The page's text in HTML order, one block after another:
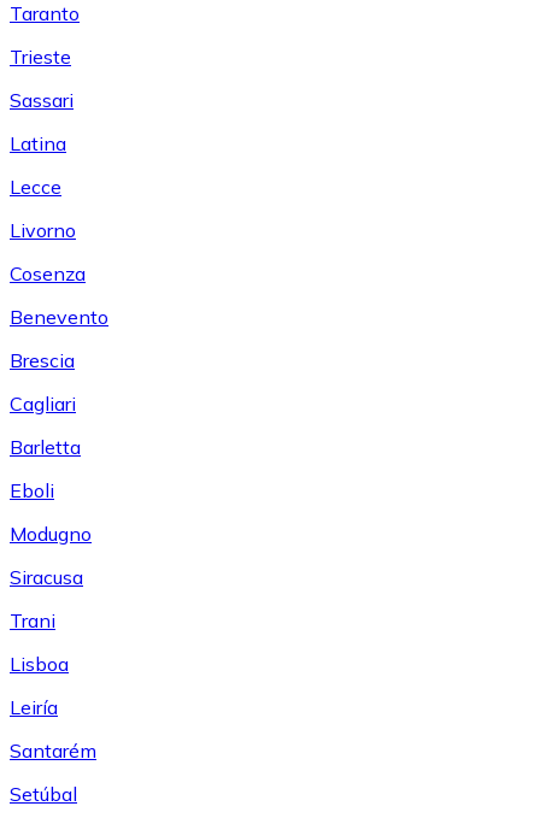
Taranto
Trieste
Sassari
Latina
Lecce
Livorno
Cosenza
Benevento
Brescia
Cagliari
Barletta
Eboli
Modugno
Siracusa
Trani
Lisboa
Leiría
Santarém
Setúbal